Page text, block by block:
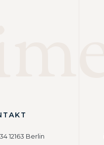
12163 Berlin